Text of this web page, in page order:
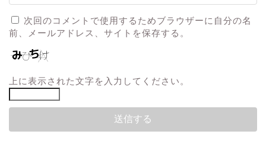
次回のコメントで使用するためブラウザーに自分の名
前、メールアドレス、サイトを保存する。
上に表示された文字を入力してください。